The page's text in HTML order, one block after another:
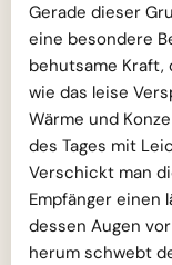
Gerade dieser
eine besondere
behutsame Kraft,
wie das leise
Wärme und
des Tages mit
Verschickt man
Empfänger einen
dessen Augen
herum schwebt